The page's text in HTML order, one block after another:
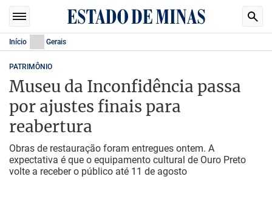
Início Gerais
PATRIMÔNIO
Museu da Inconfidência passa
por ajustes finais para
reabertura
Obras de restauração foram entregues ontem. A
expectativa é que o equipamento cultural de Ouro Preto
volte a receber o público até 11 de agosto